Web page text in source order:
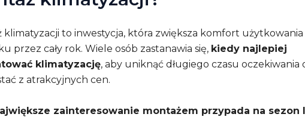
klimatyzacji to inwestycja, która zwiększa komfort użytkowania
przez cały rok. Wiele osób zastanawia się, kiedy najlepiej
klimatyzację, aby uniknąć długiego czasu oczekiwania
z atrakcyjnych cen.
zainteresowanie montażem przypada na sezon